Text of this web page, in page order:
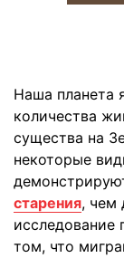
Наша планета
количества
существа на
некоторые
старения, чем
том, что